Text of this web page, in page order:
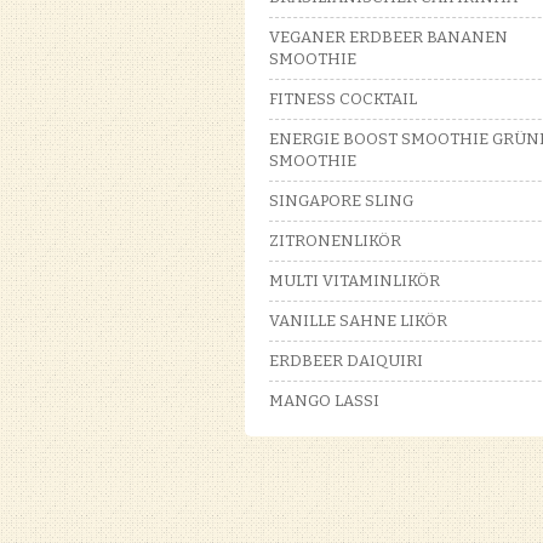
VEGANER ERDBEER BANANEN
SMOOTHIE
FITNESS COCKTAIL
ENERGIE BOOST SMOOTHIE
SMOOTHIE
SINGAPORE SLING
ZITRONENLIKÖR
MULTI VITAMINLIKÖR
VANILLE SAHNE LIKÖR
ERDBEER DAIQUIRI
MANGO LASSI